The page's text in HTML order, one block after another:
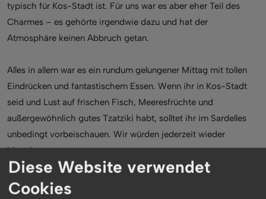
typisch für Kos-Stadt ist. Für uns war es aber eher Teil des
Charmes – es gehörte irgendwie dazu und hat der
Atmosphäre keinen Abbruch getan.
Alles in allem war es ein rundum gelungener Mittag mit tollen
Eindrücken und fantastischem Essen. Wenn ihr in Kos-Stadt
seid und Lust auf frischen Fisch, Meeresfrüchte und
außergewöhnlich gutes Tzatziki habt, solltet ihr im Sardelles
unbedingt vorbeischauen. Wir würden jederzeit wieder
hingehen.
Redakteur: Sebastian Martens
Diese Website verwendet
Cookies